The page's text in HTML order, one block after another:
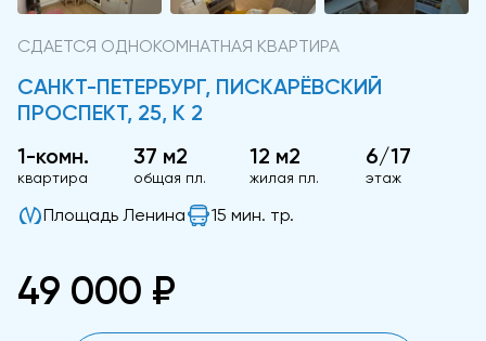
СДАЕТСЯ ОДНОКОМНАТНАЯ КВАРТИРА
САНКТ-ПЕТЕРБУРГ, ПИСКАРЁВСКИЙ
ПРОСПЕКТ, 25, К 2
1-комн.
квартира
37 м2
общая пл.
12 м2
жилая пл.
6/17
этаж
Площадь Ленина 15 мин. тр.
49 000 ₽